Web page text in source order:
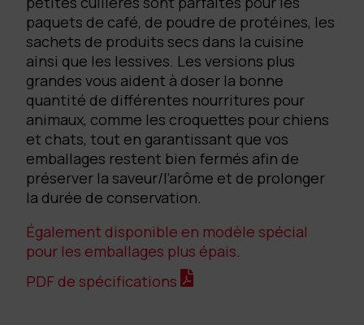
paquets de café, de poudre de protéines, les
sachets de produits secs dans la cuisine
ainsi que les lessives. Les versions plus
grandes vous aident à doser la bonne
quantité de différentes nourritures pour
animaux, comme les croquettes pour chiens
et chats, tout en garantissant que vos
emballages restent bien fermés afin de
préserver la saveur/l’arôme et de prolonger
la durée de conservation.
Également disponible en modèle spécial
pour les emballages plus épais.
PDF de spécifications